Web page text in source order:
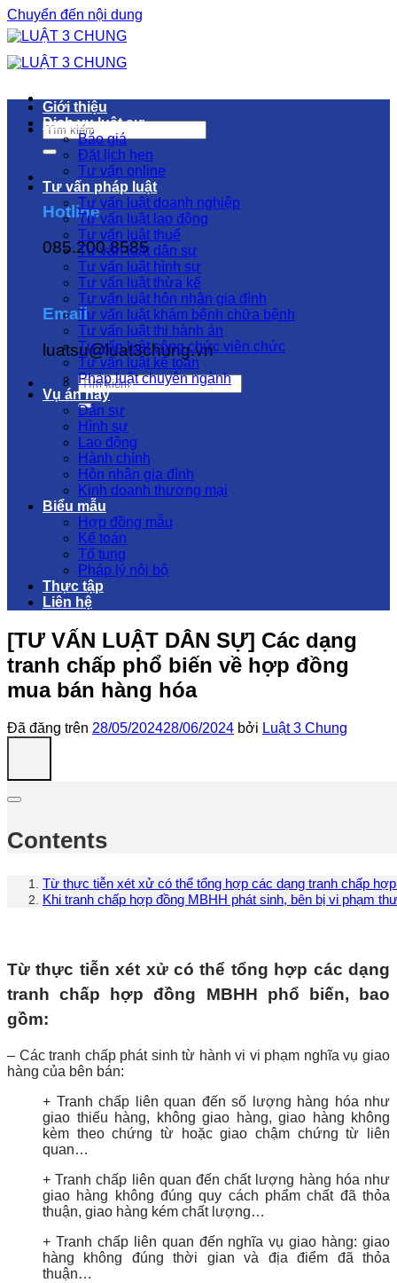
Chuyển đến nội dung
Hotline
085.200.8585
Email
luatsu@luat3chung.vn
Giới thiệu
Dịch vụ luật sư
Báo giá
Đặt lịch hẹn
Tư vấn online
Tư vấn pháp luật
Tư vấn luật doanh nghiệp
Tư vấn luật lao động
Tư vấn luật thuế
Tư vấn luật dân sự
Tư vấn luật hình sự
Tư vấn luật thừa kế
Tư vấn luật hôn nhân gia đình
Tư vấn luật khám bệnh chữa bệnh
Tư vấn luật thi hành án
Tư vấn luật công chức viên chức
Tư vấn luật kế toán
Pháp luật chuyên ngành
Vụ án hay
Dân sự
Hình sự
Lao động
Hành chính
Hôn nhân gia đình
Kinh doanh thương mại
Biểu mẫu
Hợp đồng mẫu
Kế toán
Tố tụng
Pháp lý nội bộ
Thực tập
Liên hệ
[TƯ VẤN LUẬT DÂN SỰ] Các dạng
tranh chấp phổ biến về hợp đồng
mua bán hàng hóa
Đã đăng trên 28/05/202428/06/2024 bởi Luật 3 Chung
Contents
Từ thực tiễn xét xử có thể tổng hợp các dạng tranh chấp
Khi tranh chấp hợp đồng MBHH phát sinh, bên bị vi phạm
Từ thực tiễn xét xử có thể tổng hợp các dạng
tranh chấp hợp đồng MBHH phổ biến, bao
gồm:
– Các tranh chấp phát sinh từ hành vi vi phạm nghĩa vụ giao
hàng của bên bán:
+ Tranh chấp liên quan đến số lượng hàng hóa như
giao thiếu hàng, không giao hàng, giao hàng không
kèm theo chứng từ hoặc giao chậm chứng từ liên
quan…
+ Tranh chấp liên quan đến chất lượng hàng hóa như
giao hàng không đúng quy cách phẩm chất đã thỏa
thuận, giao hàng kém chất lượng…
+ Tranh chấp liên quan đến nghĩa vụ giao hàng: giao
hàng không đúng thời gian và địa điểm đã thỏa
thuận…